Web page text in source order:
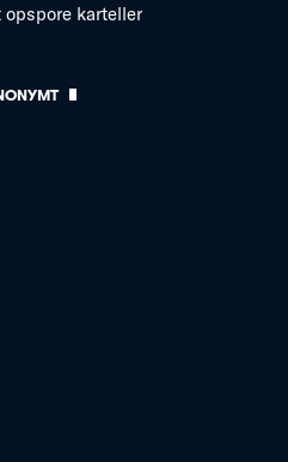
karteller